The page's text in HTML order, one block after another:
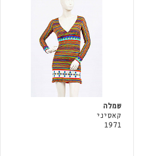
שמלה
קאסיני
1971